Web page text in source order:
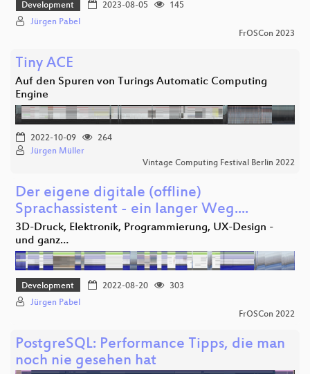
Development 2023-08-05
145
Jürgen Pabel
FrOSCon 2023
Tiny ACE
Auf den Spuren von Turings Automatic Computing
Engine
2022-10-09
264
Jürgen Müller
Vintage Computing Festival Berlin 2022
Der eigene digitale (offline)
Sprachassistent - ein langer Weg....
3D-Druck, Elektronik, Programmierung, UX-Design -
und ganz…
Development 2022-08-20
303
Jürgen Pabel
FrOSCon 2022
PostgreSQL: Performance Tipps, die man
noch nie gesehen hat